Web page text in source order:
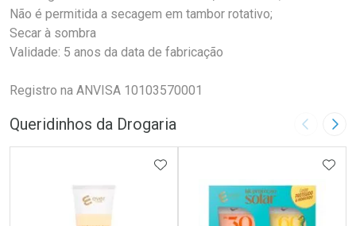
Não é permitida a secagem em tambor rotativo;
Secar à sombra
Validade: 5 anos da data de fabricação
Registro na ANVISA 10103570001
Queridinhos da Drogaria Imagem
ADICIONAR AOS FAVORITOS